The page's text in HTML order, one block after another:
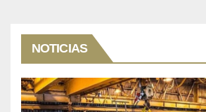
NOTICIAS